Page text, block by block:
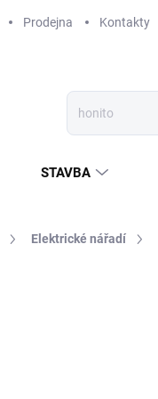
Prodejna Kontakty
STAVBA
Elektrické nářadí